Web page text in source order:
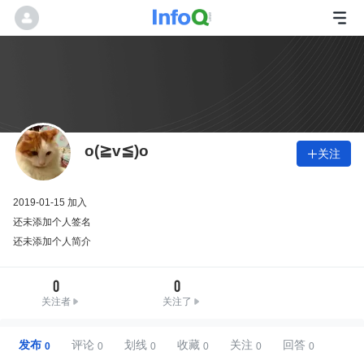
o(≧v≦)o 关注
2019-01-15 加入
还未添加个人签名
还未添加个人简介
0
关注者
0
关注了
发布 评论 划线 收藏 关注 回答